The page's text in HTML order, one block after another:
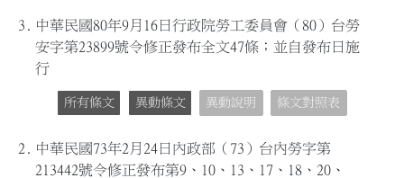
3.
中華民國80年9月16日行政院勞工委員會（80）台勞
安字第23899號令修正發布全文47條；並自發布日施
行
所有條文 異動條文 異動說明 條文對照表
2.
中華民國73年2月24日內政部（73）台內勞字第
213442號令修正發布第9、10、13、17、18、20、